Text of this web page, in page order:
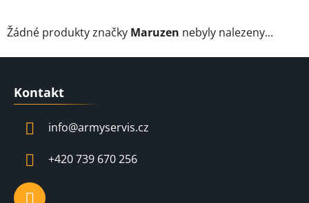
Žádné produkty značky Maruzen nebyly nalezeny...
Kontakt
info@armyservis.cz
+420 739 670 256